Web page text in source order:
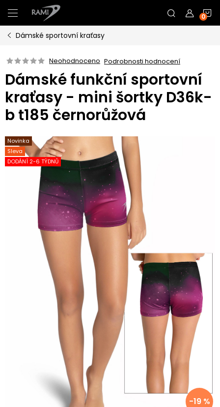
na
obsah
Dámské sportovní kraťasy
Neohodnoceno Podrobnosti hodnocení
Dámské funkční sportovní
kraťasy - mini šortky D36k-
b t185 černorůžová
Novinka
Sleva
DODÁNÍ 2-6 TÝDNŮ
-19 %